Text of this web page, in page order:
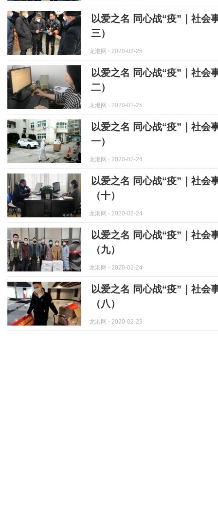
以爱之名 同心战“疫”｜社会
三）
龙港网 ⋅ 2020-02-25
以爱之名 同心战“疫”｜社会
二）
龙港网 ⋅ 2020-02-25
以爱之名 同心战“疫”｜社会
一）
龙港网 ⋅ 2020-02-24
以爱之名 同心战“疫”｜社会
（十）
龙港网 ⋅ 2020-02-24
以爱之名 同心战“疫”｜社会
（九）
龙港网 ⋅ 2020-02-24
以爱之名 同心战“疫”｜社会
（八）
龙港网 ⋅ 2020-02-23